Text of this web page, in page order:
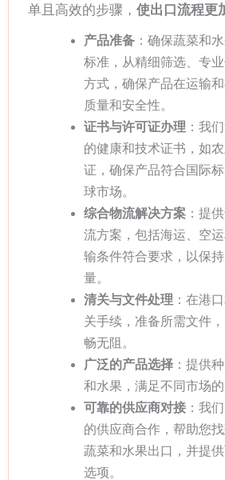
单且高效的步骤， 使出口流程更
产品准备：确保蔬菜和
标准，从精细筛选、专
方式，确保产品在运输
质量和安全性。
证书与许可证办理 ：我
的健康和技术证书，如
证，确保产品符合国际
球市场。
综合物流解决方案：提
流方案，包括海运、空
输条件符合要求，以保
量。
清关与文件处理 ：在港
关手续，准备所需文件
畅无阻。
广泛的产品选择：提供
和水果，满足不同市场的
可靠的供应商对接：我
的供应商合作，帮助您
蔬菜和水果出口，并提
选项。